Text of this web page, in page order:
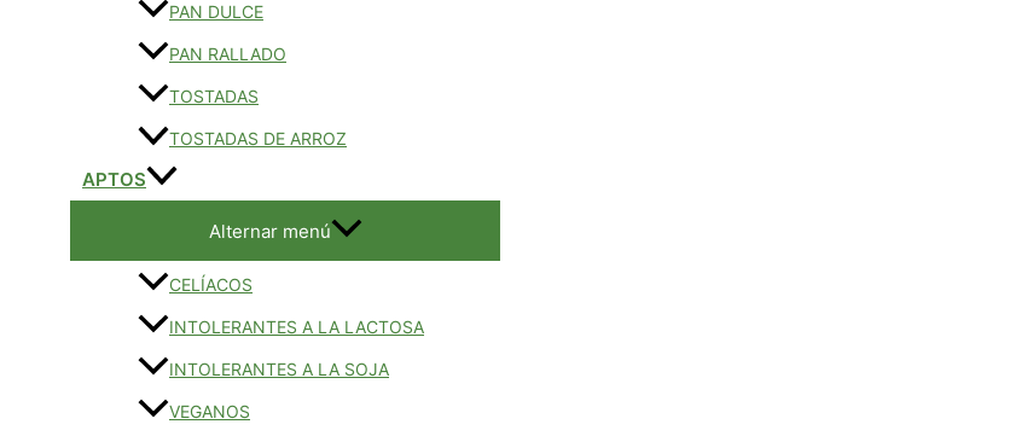
PAN DULCE
PAN RALLADO
TOSTADAS
TOSTADAS DE ARROZ
APTOS
Alternar menú
CELÍACOS
INTOLERANTES A LA LACTOSA
INTOLERANTES A LA SOJA
VEGANOS